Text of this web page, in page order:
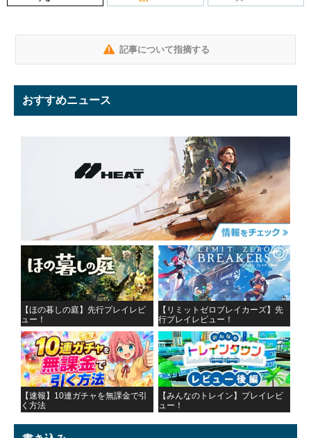
記事について指摘する
おすすめニュース
【ほの暮しの庭】先行プレイレビ
ュー！
【リミットゼロブレイカーズ】先
行プレイレビュー！
【速報】10連ガチャを無課金で引
く方法
【みんなのトレイン】プレイレビ
ュー！